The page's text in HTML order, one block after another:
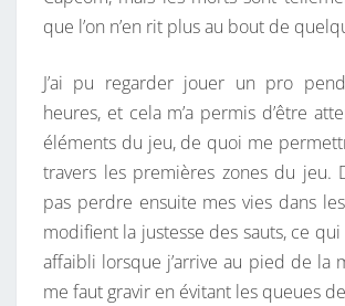
que l’on n’en rit plus au bout de
J’ai pu regarder jouer un pro
heures, et cela m’a permis d’être
éléments du jeu, de quoi me
travers les premières zones du jeu.
pas perdre ensuite mes vies dans
modifient la justesse des sauts, ce
affaibli lorsque j’arrive au pied de la
me faut gravir en évitant les queues